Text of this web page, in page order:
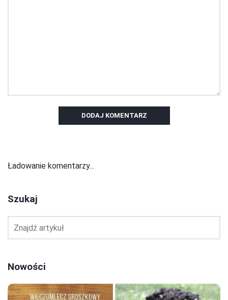
DODAJ KOMENTARZ
Ładowanie komentarzy...
Szukaj
Nowości